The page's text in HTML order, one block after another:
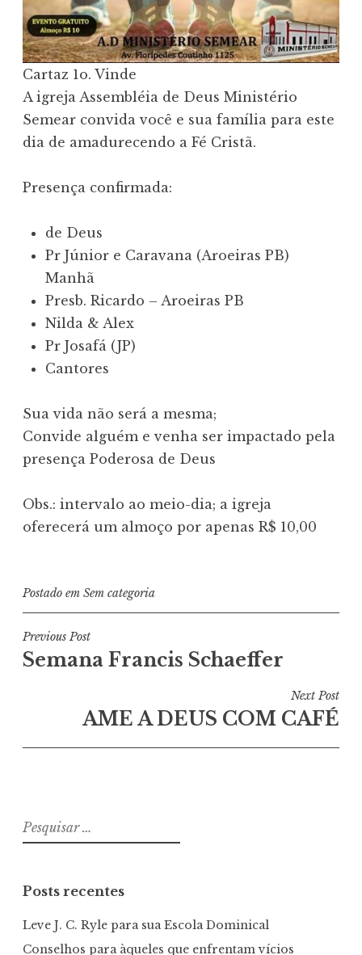
Cartaz 1o. Vinde
A igreja Assembléia de Deus Ministério
Semear convida você e sua família para este
dia de amadurecendo a Fé Cristã.
Presença confirmada:
de Deus
Pr Júnior e Caravana (Aroeiras PB)
Manhã
Presb. Ricardo – Aroeiras PB
Nilda & Alex
Pr Josafá (JP)
Cantores
Sua vida não será a mesma;
Convide alguém e venha ser impactado pela
presença Poderosa de Deus
Obs.: intervalo ao meio-dia; a igreja
oferecerá um almoço por apenas R$ 10,00
Postado em Sem categoria
Navegação
de
Previous Post
Semana Francis Schaeffer
Next Post
AME A DEUS COM CAFÉ
Pesquisar
por:
Posts recentes
Leve J. C. Ryle para sua Escola Dominical
Conselhos para àqueles que enfrentam vícios